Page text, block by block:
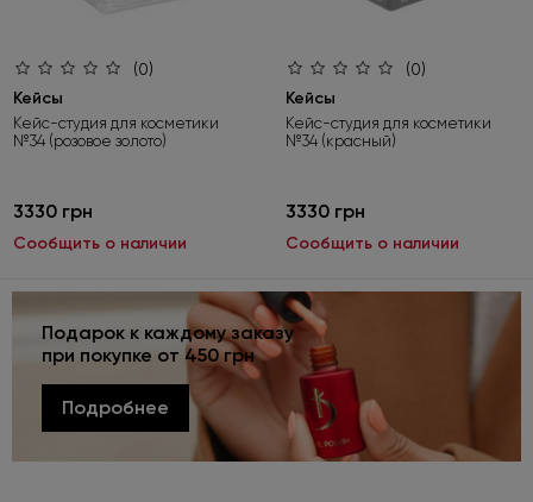
(0)
Кейсы
Кейс-студия для косметики
№34 (розовое золото)
3330 грн
Сообщить о наличии
(0)
Кейсы
Кейс-студия для косметики
№34 (красный)
3330 грн
Сообщить о наличии
Подарок к каждому заказу
при покупке от 450 грн
Подробнее